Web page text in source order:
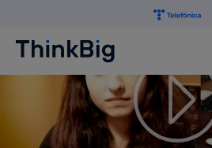
Hace 13 años
CIENCIA
GADGETS MOVISTAR
4 min